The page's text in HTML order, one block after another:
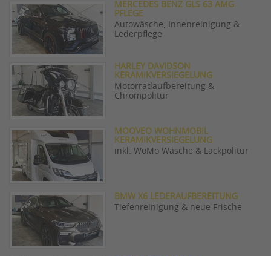
MERCEDES BENZ GLS 63 AMG
PFLEGE
Autowäsche, Innenreinigung &
Lederpflege
HARLEY DAVIDSON
KERAMIKVERSIEGELUNG
Motorradaufbereitung &
Chrompolitur
MOOVEO WOHNMOBIL
KERAMIKVERSIEGELUNG
inkl. WoMo Wäsche & Lackpolitur
BMW X6 LEDERAUFBEREITUNG
Tiefenreinigung & neue Frische